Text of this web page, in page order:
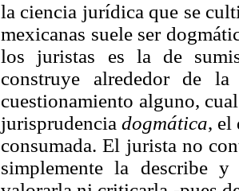
la ciencia jurídica que se
mexicanas suele ser
los juristas es la de
construye alrededor de
cuestionamiento alguno,
jurisprudenciadogmática, el
consumada. El jurista no
simplemente la describe y